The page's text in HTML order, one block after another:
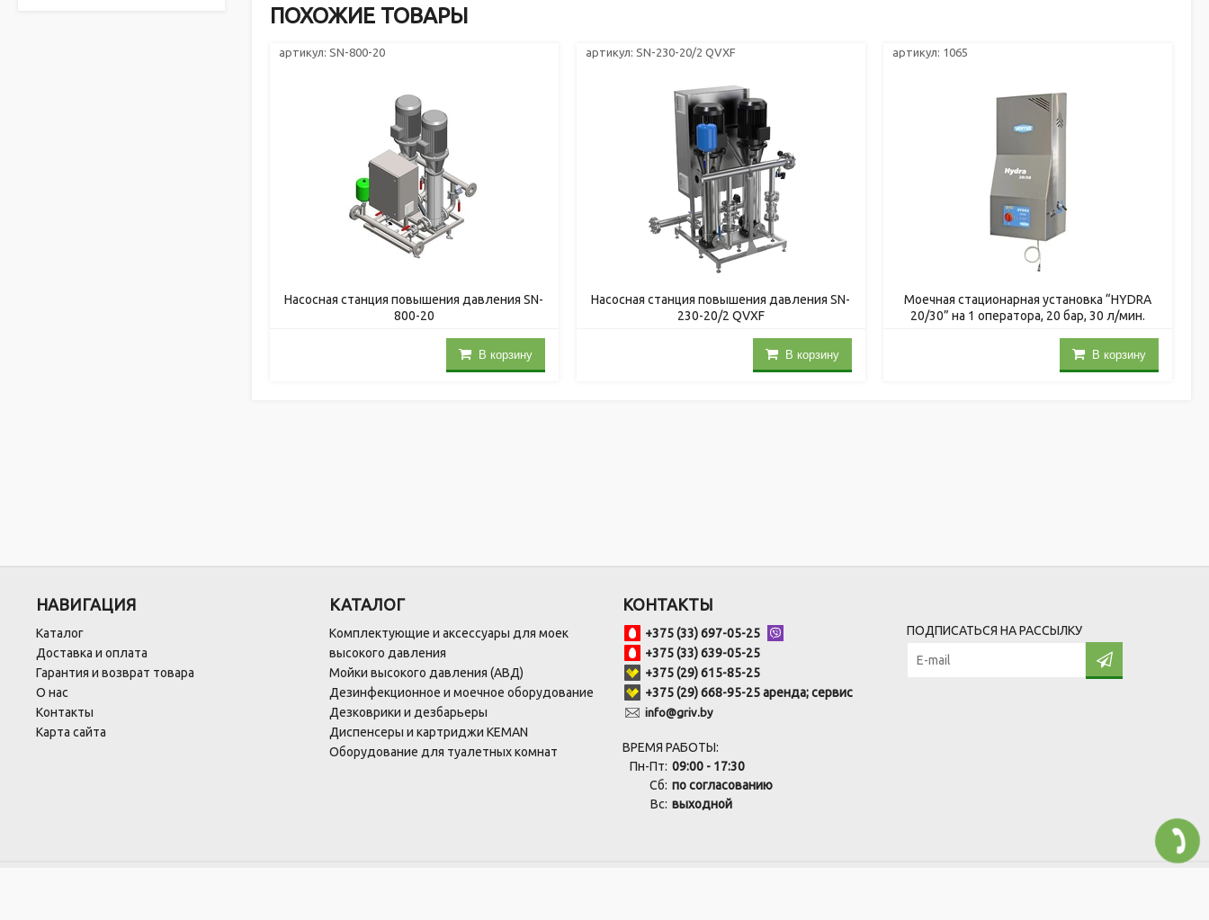
ПОХОЖИЕ ТОВАРЫ
артикул: SN-800-20
Насосная станция повышения давления SN-
800-20
В корзину
артикул: SN-230-20/2 QVXF
Насосная станция повышения давления SN-
230-20/2 QVXF
В корзину
артикул: 1065
Моечная стационарная установка “HYDRA
20/30” на 1 оператора, 20 бар, 30 л/мин.
В корзину
НАВИГАЦИЯ
Каталог
Доставка и оплата
Гарантия и возврат товара
О нас
Контакты
Карта сайта
КАТАЛОГ
Комплектующие и аксессуары для моек
высокого давления
Мойки высокого давления (АВД)
Дезинфекционное и моечное оборудование
Дезковрики и дезбарьеры
Диспенсеры и картриджи KEMAN
Оборудование для туалетных комнат
КОНТАКТЫ
+375 (33) 697-05-25
+375 (33) 639-05-25
+375 (29) 615-85-25
+375 (29) 668-95-25 аренда; сервис
info@griv.by
ВРЕМЯ РАБОТЫ:
Пн-Пт: 09:00 - 17:30
Сб: по согласованию
Вс: выходной
ПОДПИСАТЬСЯ НА РАССЫЛКУ